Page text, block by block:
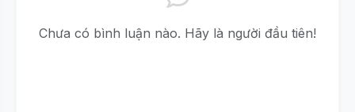
Chưa có bình luận nào. Hãy là người đầu tiên!